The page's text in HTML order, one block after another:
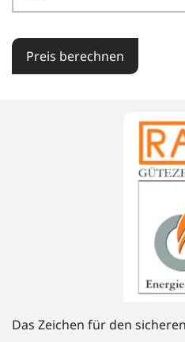
Preis berechnen
Das Zeichen für den